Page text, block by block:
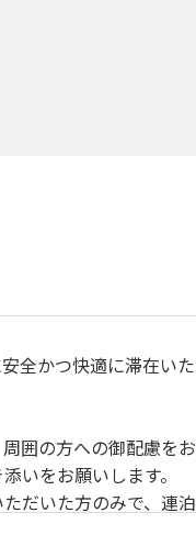
かつ快適に滞在い
囲の方への御配慮をお
いをお願いします。
だいた方のみで、連